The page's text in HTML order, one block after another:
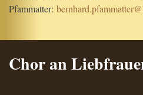
Pfammatter:
Chor an